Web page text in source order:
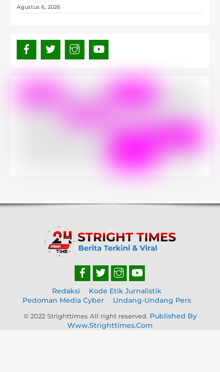
Agustus 6, 2026
Back
To
Top
Redaksi
Kode Etik Jurnalistik
Pedoman Media Cyber
Undang-Undang Pers
© 2022 Strighttimes All right reserved. Published By
Www.strighttimes.com